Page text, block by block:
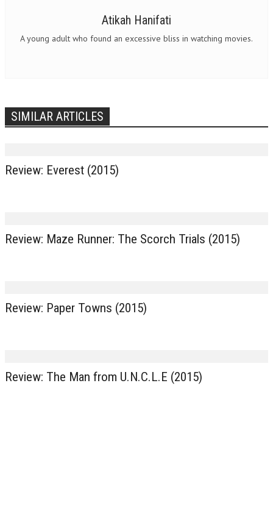
Atikah Hanifati
A young adult who found an excessive bliss in watching movies.
SIMILAR ARTICLES
Review: Everest (2015)
Review: Maze Runner: The Scorch Trials (2015)
Review: Paper Towns (2015)
Review: The Man from U.N.C.L.E (2015)